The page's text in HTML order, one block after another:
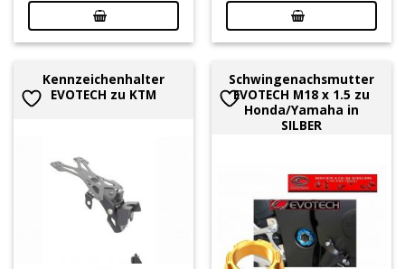
Kennzeichenhalter
EVOTECH zu KTM
Schwingenachsmutter
EVOTECH M18 x 1.5 zu
Honda/Yamaha in
SILBER